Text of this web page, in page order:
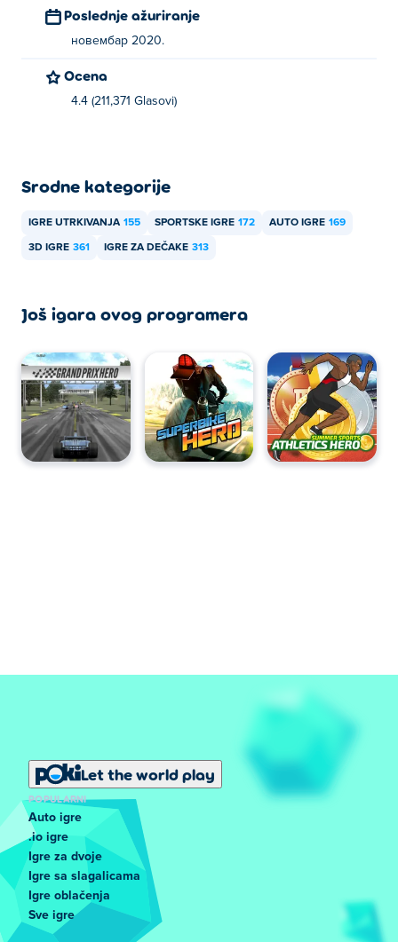
Poslednje ažuriranje
новембар 2020.
Ocena
4.4 (211,371 Glasovi)
Srodne kategorije
IGRE UTRKIVANJA 155 SPORTSKE IGRE 172 AUTO IGRE 169
3D IGRE 361 IGRE ZA DEČAKE 313
Još igara ovog programera
Let the world play
POPULARNI
Auto igre
.io igre
Igre za dvoje
Igre sa slagalicama
Igre oblačenja
Sve igre